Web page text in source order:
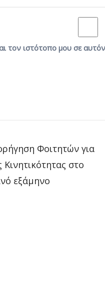
τον ιστότοπο μου σε
Φοιτητών για
στο
εξάμηνο